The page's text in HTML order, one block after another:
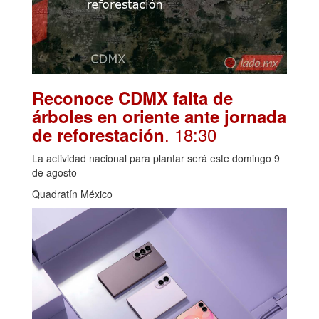
Reconoce CDMX falta de
árboles en oriente ante jornada
de reforestación. 18:30
La actividad nacional para plantar será este domingo 9
de agosto
Quadratín México